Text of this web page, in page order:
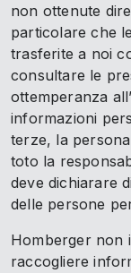
non ottenute
particolare che
trasferite a noi
consultare le
ottemperanza
informazioni
terze, la
toto la
deve dichiarare
delle persone
Homberger non
raccogliere